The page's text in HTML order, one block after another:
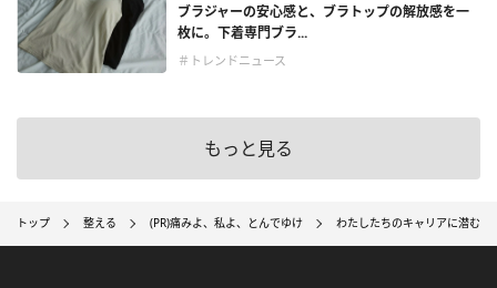
ブラジャーの安心感と、ブラトップの解放感を一
枚に。下着専門ブラ...
＃トレンドニュース
もっと見る
トップ 整える (PR)痛みよ、私よ、とんでゆけ わたしたちのキャリアに潜むリ